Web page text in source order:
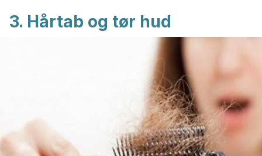
3. Hårtab og tør hud